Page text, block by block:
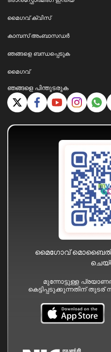
മൈഗവ് ക്വിസ്
കാമ്പസ് അംബാസഡർ
ഞങ്ങളെ ബന്ധപ്പെടുക
മൈഗവ്
ഞങ്ങളെ പിന്തുടരുക
മൈഗോവ്
മുന്നോട്ടുള്ള
കെട്ടിപ്പടുക്കുന്നതിന്